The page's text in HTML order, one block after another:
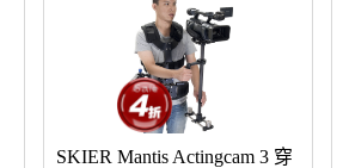
SKIER Mantis Actingcam 3 穿